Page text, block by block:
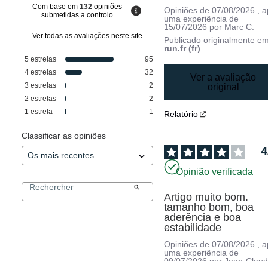
Com base em 132 opiniões
submetidas a controlo
Ver todas as avaliações neste site
5 estrelas
95
4 estrelas
32
3 estrelas
2
2 estrelas
2
1 estrela 1
Classificar as opiniões
Opiniões de07/08/2026
,
uma experiência de
15/07/2026 por Marc C.
Publicado originalmente
run.fr (fr)
Ver a avaliação
original
Relatório
4
Opinião verificada
Artigo muito bom.
tamanho bom, boa
aderência e boa
estabilidade
Opiniões de07/08/2026 ,
uma experiência de